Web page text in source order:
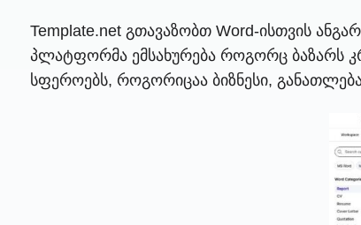
Template.net გთავაზობთ Word-ისთვის
პლატფორმა ემსახურება როგორც ბაზარს
სფეროებს, როგორიცაა ბიზნესი,